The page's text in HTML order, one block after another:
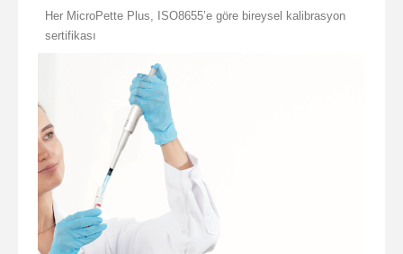
Her MicroPette Plus, ISO8655’e göre bireysel kalibrasyon
sertifikası